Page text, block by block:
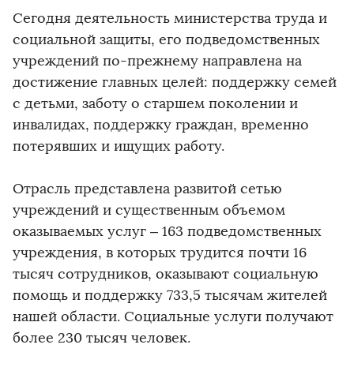
Сегодня деятельность министерства труда и
социальной защиты, его подведомственных
учреждений по-прежнему направлена на
достижение главных целей: поддержку семей
с детьми, заботу о старшем поколении и
инвалидах, поддержку граждан, временно
потерявших и ищущих работу.
Отрасль представлена развитой сетью
учреждений и существенным объемом
оказываемых услуг – 163 подведомственных
учреждения, в которых трудится почти 16
тысяч сотрудников, оказывают социальную
помощь и поддержку 733,5 тысячам жителей
нашей области. Социальные услуги получают
более 230 тысяч человек.